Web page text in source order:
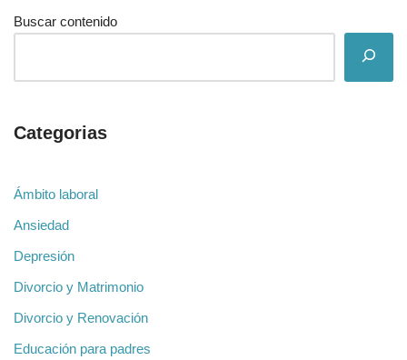
Buscar contenido
Categorias
Ámbito laboral
Ansiedad
Depresión
Divorcio y Matrimonio
Divorcio y Renovación
Educación para padres